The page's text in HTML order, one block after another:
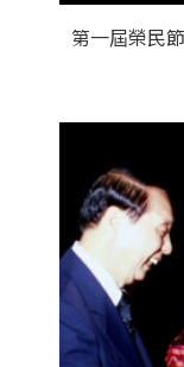
第一屆榮民